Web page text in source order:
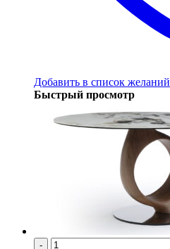
Добавить в список желаний
Быстрый просмотр
-